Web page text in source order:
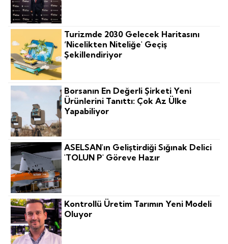
Turizmde 2030 Gelecek Haritasını
‘nicelikten Niteliğe' Geçiş
Şekillendiriyor
Borsanın En Değerli Şirketi Yeni
Ürünlerini Tanıttı: Çok Az Ülke
Yapabiliyor
ASELSAN'ın Geliştirdiği Sığınak Delici
'TOLUN P' Göreve Hazır
Kontrollü Üretim Tarımın Yeni Modeli
Oluyor